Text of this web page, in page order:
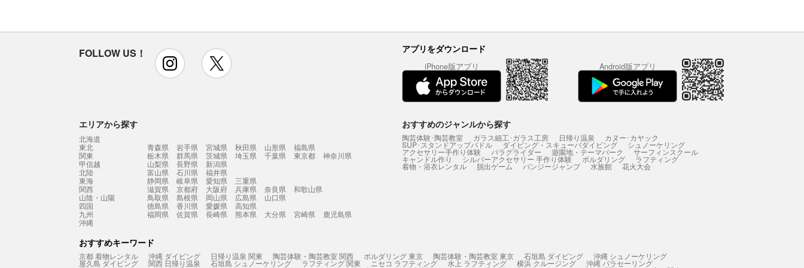
FOLLOW US！ instagram アプリをダウンロード
iPhone版アプリ Android版アプリ
エリアから探す
北海道
東北
青森県 岩手県 宮城県 秋田県 山形県
福島県
関東
栃木県 群馬県 茨城県 埼玉県 千葉県 東京都
神奈川県
甲信越
山梨県 長野県
新潟県
北陸
富山県 石川県
福井県
東海
静岡県 岐阜県 愛知県
三重県
関西
滋賀県 京都府 大阪府 兵庫県 奈良県
和歌山県
山陰・山陽
鳥取県 島根県 岡山県 広島県
山口県
四国
徳島県 香川県 愛媛県
高知県
九州
福岡県 佐賀県 長崎県 熊本県 大分県 宮崎県
鹿児島県
沖縄
おすすめのジャンルから探す
陶芸体験･陶芸教室 ガラス細工･ガラス工房 日帰り温泉 カヌー･カヤック
SUP･スタンドアップパドル ダイビング・スキューバダイビング シュノーケリング
アクセサリー手作り体験 パラグライダー 遊園地・テーマパーク サーフィンスクール
キャンドル作り シルバーアクセサリー 手作り体験 ボルダリング ラフティング
着物・浴衣レンタル 脱出ゲーム バンジージャンプ 水族館 花火大会
おすすめキーワード
京都 着物レンタル 沖縄 ダイビング 日帰り温泉 関東 陶芸体験・陶芸教室 関西 ボルダリング 東京 陶芸体験・陶芸教室 東京 石垣島 ダイビング 沖縄 シュノーケリング
屋久島 ダイビング 関西 日帰り温泉 石垣島 シュノーケリング ラフティング 関東 ニセコ ラフティング 水上 ラフティング 横浜 クルージング 沖縄 パラセーリング